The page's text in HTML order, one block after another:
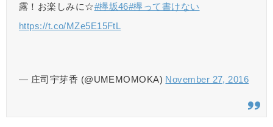
露！お楽しみに☆#欅坂46#欅って書けない
https://t.co/MZe5E15FtL
— 庄司宇芽香 (@UMEMOMOKA) November 27, 2016